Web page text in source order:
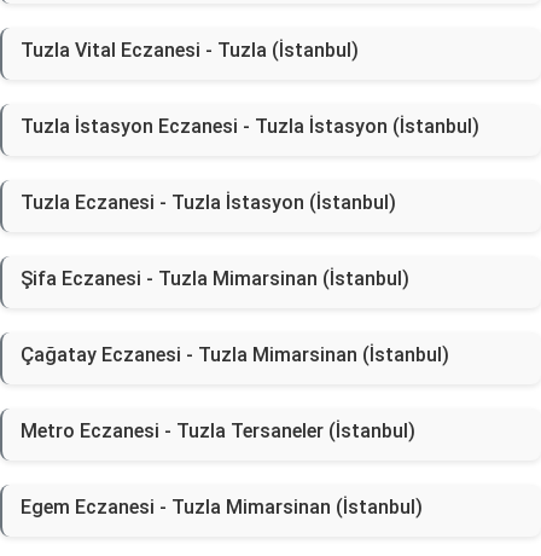
Tuzla Vital Eczanesi - Tuzla (İstanbul)
Tuzla İstasyon Eczanesi - Tuzla İstasyon (İstanbul)
Tuzla Eczanesi - Tuzla İstasyon (İstanbul)
Şifa Eczanesi - Tuzla Mimarsinan (İstanbul)
Çağatay Eczanesi - Tuzla Mimarsinan (İstanbul)
Metro Eczanesi - Tuzla Tersaneler (İstanbul)
Egem Eczanesi - Tuzla Mimarsinan (İstanbul)